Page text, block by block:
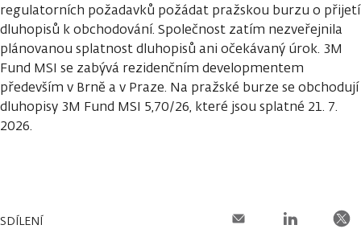
regulatorních požadavků požádat pražskou burzu o přijetí
dluhopisů k obchodování. Společnost zatím nezveřejnila
plánovanou splatnost dluhopisů ani očekávaný úrok. 3M
Fund MSI se zabývá rezidenčním developmentem
především v Brně a v Praze. Na pražské burze se obchodují
dluhopisy 3M Fund MSI 5,70/26, které jsou splatné 21. 7.
2026.
SDÍLENÍ